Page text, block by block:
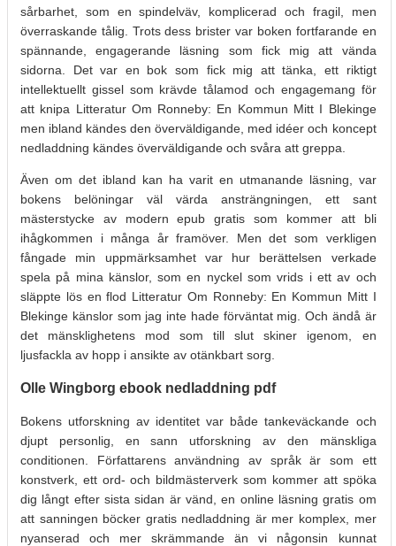
sårbarhet, som en spindelväv, komplicerad och fragil, men
överraskande tålig. Trots dess brister var boken fortfarande en
spännande, engagerande läsning som fick mig att vända
sidorna. Det var en bok som fick mig att tänka, ett riktigt
intellektuellt gissel som krävde tålamod och engagemang för
att knipa Litteratur Om Ronneby: En Kommun Mitt I Blekinge
men ibland kändes den överväldigande, med idéer och koncept
nedladdning kändes överväldigande och svåra att greppa.
Även om det ibland kan ha varit en utmanande läsning, var
bokens belöningar väl värda ansträngningen, ett sant
mästerstycke av modern epub gratis som kommer att bli
ihågkommen i många år framöver. Men det som verkligen
fångade min uppmärksamhet var hur berättelsen verkade
spela på mina känslor, som en nyckel som vrids i ett av och
släppte lös en flod Litteratur Om Ronneby: En Kommun Mitt I
Blekinge känslor som jag inte hade förväntat mig. Och ändå är
det mänsklighetens mod som till slut skiner igenom, en
ljusfackla av hopp i ansikte av otänkbart sorg.
Olle Wingborg ebook nedladdning pdf
Bokens utforskning av identitet var både tankeväckande och
djupt personlig, en sann utforskning av den mänskliga
conditionen. Författarens användning av språk är som ett
konstverk, ett ord- och bildmästerverk som kommer att spöka
dig långt efter sista sidan är vänd, en online läsning gratis om
att sanningen böcker gratis nedladdning är mer komplex, mer
nyanserad och mer skrämmande än vi någonsin kunnat